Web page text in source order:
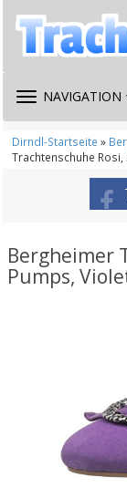
TOGGLE
NAVIGATION
Dirndl-Startseite »
Trachtenschuhe Rosi,
Bergheimer
Pumps,